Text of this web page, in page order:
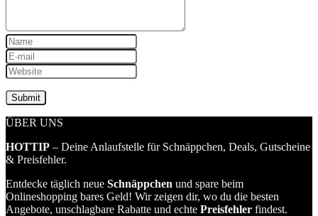
ÜBER UNS
HOTTIP – Deine Anlaufstelle für Schnäppchen, Deals, Gutscheine
& Preisfehler.
Entdecke täglich neue Schnäppchen und spare beim
Onlineshopping bares Geld! Wir zeigen dir, wo du die besten
Angebote, unschlagbare Rabatte und echte Preisfehler findest.